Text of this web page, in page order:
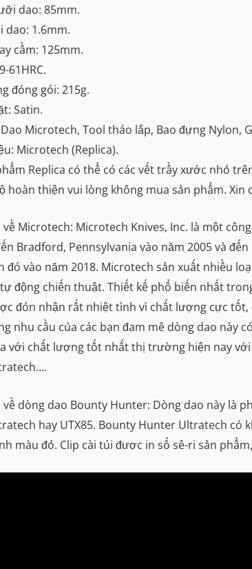
dao: 85mm.
dao: 1.6mm.
cầm: 125mm.
61HRC.
đóng gói: 215g.
Satin.
Microtech, Tool tháo lắp, Bao đựng Nylon,
Microtech (Replica).
Replica có thể có các vết trầy xước nhỏ
hoàn thiện vui lòng không mua sản phẩm. Xin
Microtech: Microtech Knives, Inc. là một
Bradford, Pennsylvania vào năm 2005 và
đó vào năm 2018. Microtech sản xuất nhiều
động chiến thuật. Thiết kế phổ biến nhất
đón nhận rất nhiệt tình vì chất lượng cực
nhu cầu của các bạn đam mê dòng dao này
với chất lượng tốt nhất thị trường hiện nay
dòng dao Bounty Hunter: Dòng dao này là
hay UTX85. Bounty Hunter Ultratech
màu đỏ. Clip cài túi được in số sê-ri sản